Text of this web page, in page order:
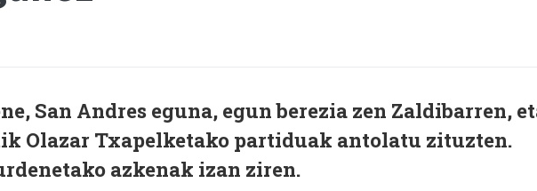
San Andres eguna, egun berezia zen Zaldibarren,
Olazar Txapelketako partiduak antolatu zituzten.
azkenak izan ziren.